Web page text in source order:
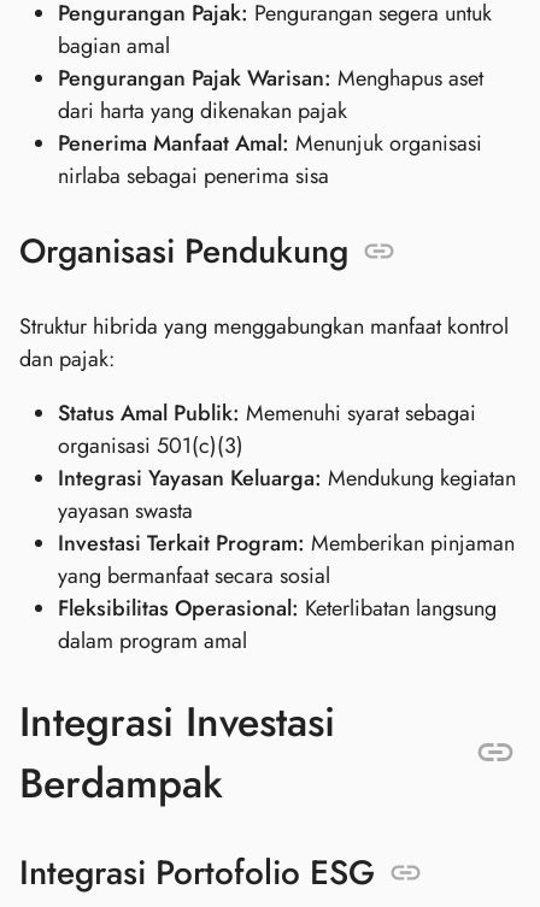
Pengurangan Pajak: Pengurangan segera untuk
bagian amal
Pengurangan Pajak Warisan: Menghapus aset
dari harta yang dikenakan pajak
Penerima Manfaat Amal: Menunjuk organisasi
nirlaba sebagai penerima sisa
Organisasi Pendukung
Struktur hibrida yang menggabungkan manfaat kontrol
dan pajak:
Status Amal Publik: Memenuhi syarat sebagai
organisasi 501(c)(3)
Integrasi Yayasan Keluarga: Mendukung kegiatan
yayasan swasta
Investasi Terkait Program: Memberikan pinjaman
yang bermanfaat secara sosial
Fleksibilitas Operasional: Keterlibatan langsung
dalam program amal
Integrasi Investasi
Berdampak
Integrasi Portofolio ESG